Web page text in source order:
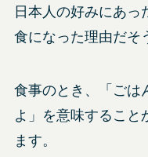
日本人の好みにあっ
食になった理由だそ
食事のとき、「ごは
よ」を意味すること
ます。